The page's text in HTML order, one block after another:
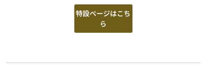
特設ページはこち
ら